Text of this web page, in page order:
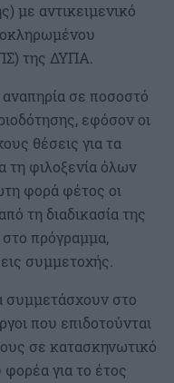
με αντικειμενικό
της ΔΥΠΑ.
αναπηρία σε ποσοστό
εφόσον οι
θέσεις για τα
τη φιλοξενία όλων
φορά φέτος οι
τη διαδικασία της
πρόγραμμα,
συμμετοχής.
συμμετάσχουν στο
που επιδοτούνται
σε κατασκηνωτικό
για το έτος